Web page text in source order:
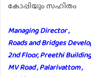
കോപ്പിയും സഹിതം
Managing Director ,
Roads and Bridges
2nd Floor, Preethi
MV Road , Palarivattom ,